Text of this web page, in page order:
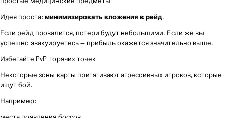
Идея проста: минимизировать вложения в рейд.
Если рейд провалится, потери будут небольшими. Если же вы
успешно эвакуируетесь — прибыль окажется значительно выше.
Избегайте PvP-горячих точек
Некоторые зоны карты притягивают агрессивных игроков, которые
ищут бой.
Например: